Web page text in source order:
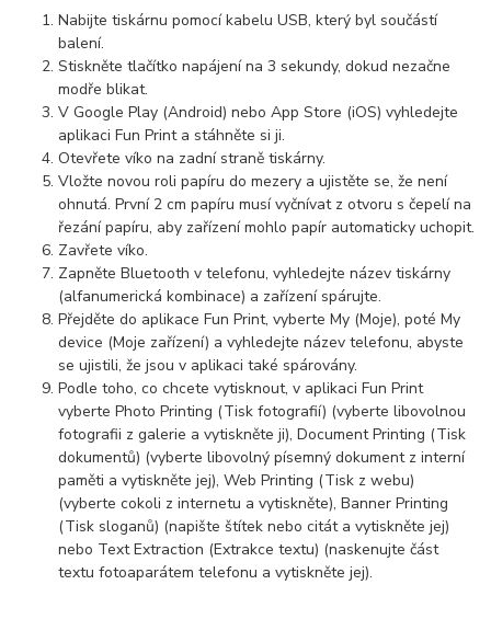
Nabijte tiskárnu pomocí kabelu USB, který byl součástí
balení.
Stiskněte tlačítko napájení na 3 sekundy, dokud nezačne
modře blikat.
V Google Play (Android) nebo App Store (iOS) vyhledejte
aplikaci Fun Print a stáhněte si ji.
Otevřete víko na zadní straně tiskárny.
Vložte novou roli papíru do mezery a ujistěte se, že není
ohnutá. První 2 cm papíru musí vyčnívat z otvoru s čepelí na
řezání papíru, aby zařízení mohlo papír automaticky uchopit.
Zavřete víko.
Zapněte Bluetooth v telefonu, vyhledejte název tiskárny
(alfanumerická kombinace) a zařízení spárujte.
Přejděte do aplikace Fun Print, vyberte My (Moje), poté My
device (Moje zařízení) a vyhledejte název telefonu, abyste
se ujistili, že jsou v aplikaci také spárovány.
Podle toho, co chcete vytisknout, v aplikaci Fun Print
vyberte Photo Printing (Tisk fotografií) (vyberte libovolnou
fotografii z galerie a vytiskněte ji), Document Printing (Tisk
dokumentů) (vyberte libovolný písemný dokument z interní
paměti a vytiskněte jej), Web Printing (Tisk z webu)
(vyberte cokoli z internetu a vytiskněte), Banner Printing
(Tisk sloganů) (napište štítek nebo citát a vytiskněte jej)
nebo Text Extraction (Extrakce textu) (naskenujte část
textu fotoaparátem telefonu a vytiskněte jej).